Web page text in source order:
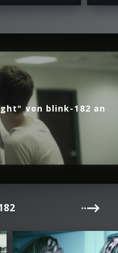
von blink-182 an